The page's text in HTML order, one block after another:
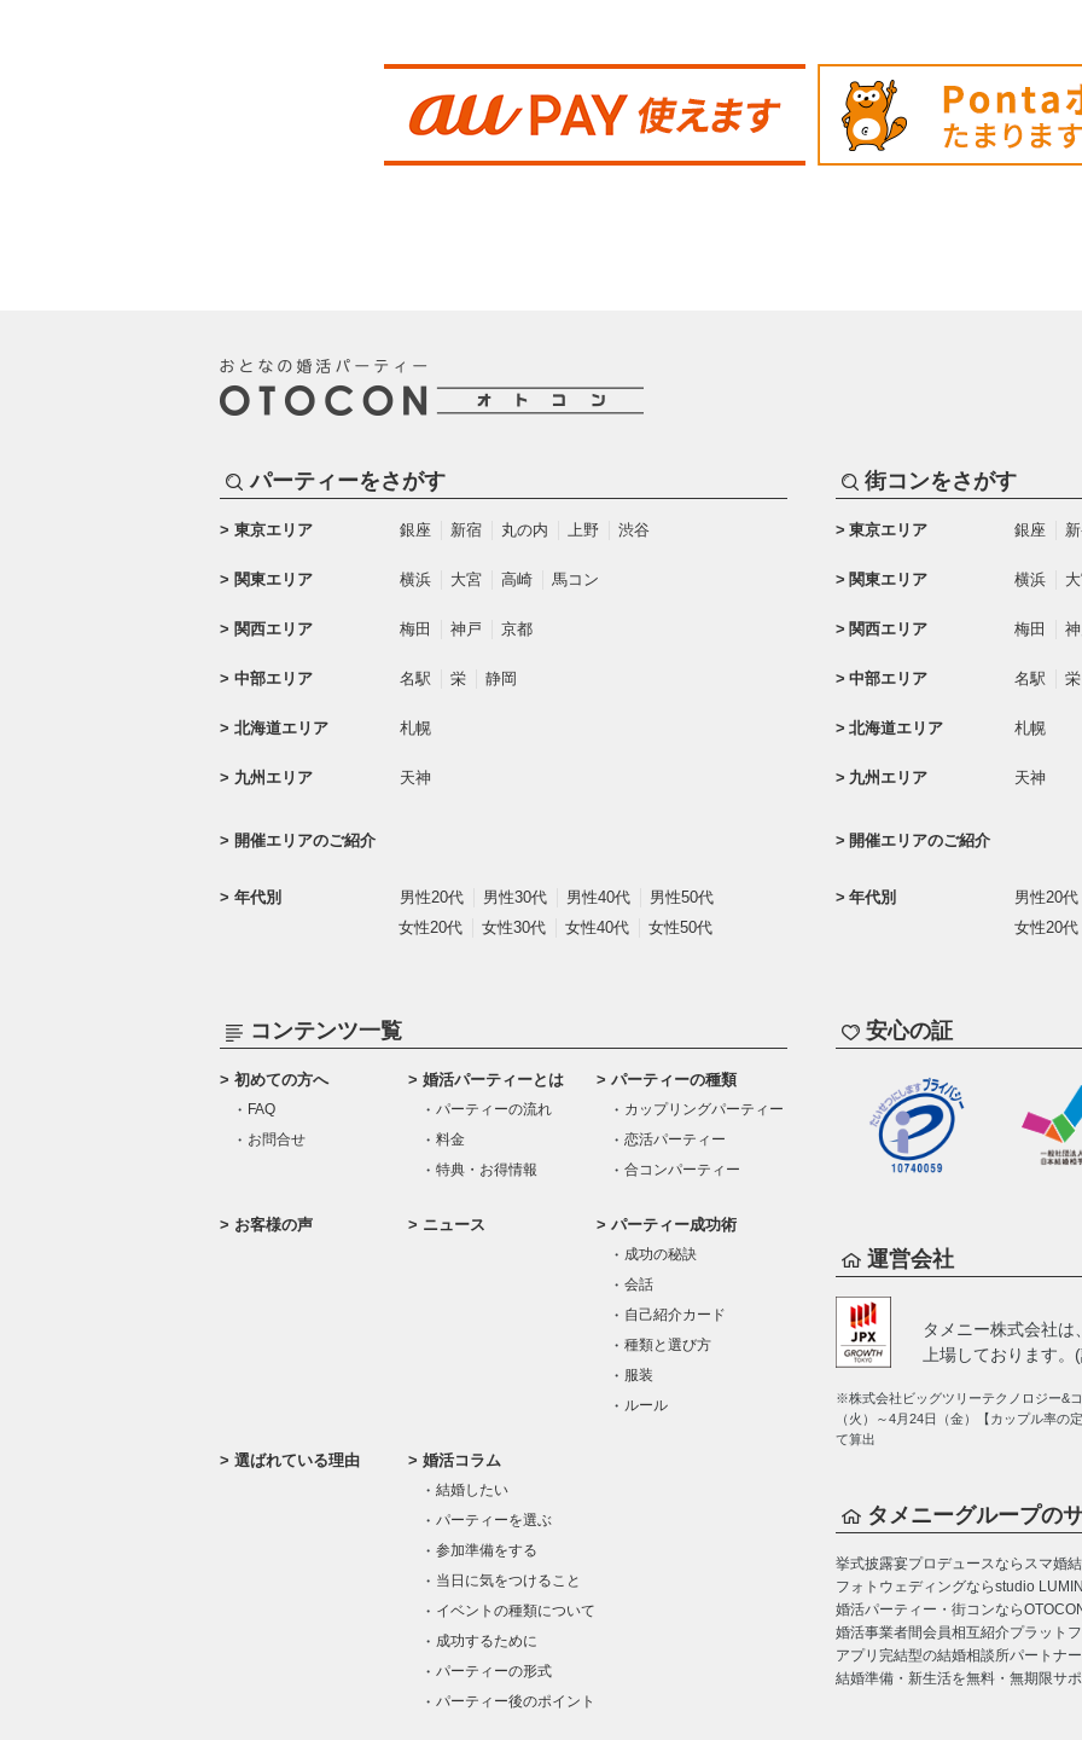
パーティーをさがす
東京エリア 銀座 新宿 丸の内 上野 渋谷
関東エリア 横浜 大宮 高崎 馬コン
関西エリア 梅田 神戸 京都
中部エリア 名駅 栄 静岡
北海道エリア 札幌
九州エリア 天神
開催エリアのご紹介
年代別 男性20代 男性30代 男性40代
男性50代
女性20代
女性30代 女性40代 女性50代
街コンをさがす
東京エリア 銀座
関東エリア 横浜
関西エリア 梅田
中部エリア 名駅 栄
北海道エリア 札幌
九州エリア 天神
開催エリアのご紹介
年代別
男性20代
女性20代
コンテンツ一覧
初めての方へ
FAQ
お問合せ
婚活パーティーとは
パーティーの流れ
料金
特典・お得情報
パーティーの種類
カップリングパーティー
恋活パーティー
合コンパーティー
お客様の声 ニュース パーティー成功術
成功の秘訣
会話
自己紹介カード
種類と選び方
服装
ルール
選ばれている理由 婚活コラム
結婚したい
パーティーを選ぶ
参加準備をする
当日に気をつけること
イベントの種類について
成功するために
パーティーの形式
パーティー後のポイント
安心の証
運営会社
タメニー株式会社は
上場しております
※株式会社ビッグツリーテクノロジー&
（火）～4月24日（金）【カップル率の
て算出
タメニーグループの
挙式披露宴プロデュースならスマ婚
フォトウェディングならstudio
婚活パーティー・街コンなら
婚活事業者間会員相互紹介プラット
アプリ完結型の結婚相談所パートナ
結婚準備・新生活を無料・無期限サ